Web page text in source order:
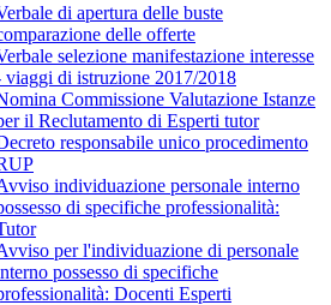
di apertura delle buste
delle offerte
selezione manifestazione interesse
viaggi di istruzione 2017/2018
Commissione Valutazione Istanze
il Reclutamento di Esperti tutor
responsabile unico procedimento
individuazione personale interno
di specifiche professionalità:
per l'individuazione di personale
possesso di specifiche
Docenti Esperti